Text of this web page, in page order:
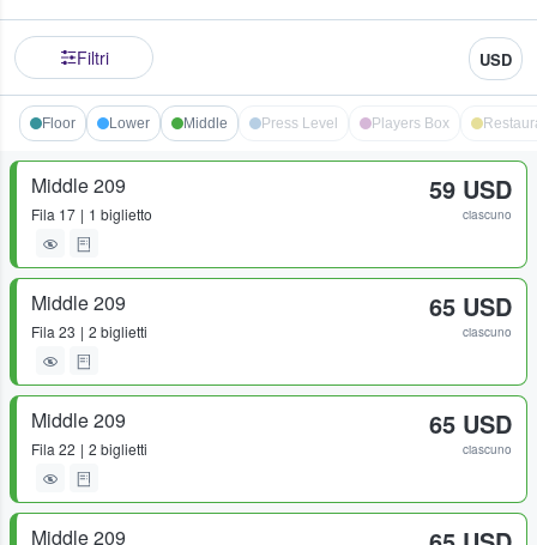
Filtri USD
Floor Lower Middle Press Level Players Box
Middle 209
Fila 17 1 biglietto
59 USD
ciascuno
Middle 209
Fila 23 2 biglietti
65 USD
ciascuno
Middle 209
Fila 22 2 biglietti
65 USD
ciascuno
Middle 209